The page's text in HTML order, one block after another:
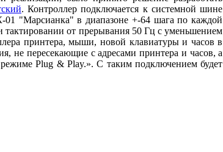
. Контроллер подключается к системной шине
01 "Марсианка" в диапазоне +-64 шага по каждой
тактировании от прерывания 50 Гц с уменьшением
принтера, мыши, новой клавиатуры и часов в
не пересекающие с адресами принтера и часов, а
Plug & Play.». С таким подключением будет